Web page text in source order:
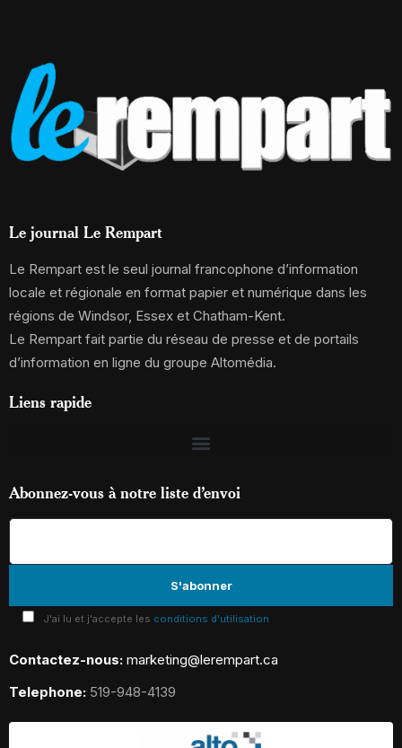
Le journal Le Rempart
Le Rempart est le seul journal francophone d’information
locale et régionale en format papier et numérique dans les
régions de Windsor, Essex et Chatham-Kent.
Le Rempart fait partie du réseau de presse et de portails
d’information en ligne du groupe Altomédia.
Liens rapide
Abonnez-vous à notre liste d’envoi
J'ai lu et j'accepte les conditions d'utilisation
Contactez-nous: marketing@lerempart.ca
Telephone: 519-948-4139